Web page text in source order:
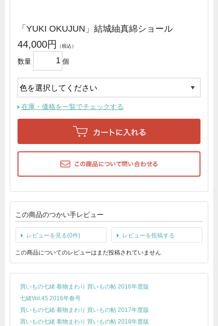
「YUKI OKUJUN」結城紬真綿ショール
44,000円
数量 個
在庫・価格を一覧でチェックする
この商品のつかい手レビュー
レビューを見る(0件) レビューを投稿する
この商品についてのレビューはまだ投稿されていません
買いもの七緒 着物まわり 買いもの帖 2016年度版
七緒Vol.45 2016年春号
買いもの七緒 着物まわり 買いもの帖 2017年度版
買いもの七緒 着物まわり 買いもの帖 2018年度版